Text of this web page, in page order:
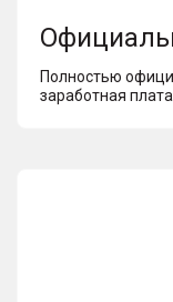
Полностью
заработная